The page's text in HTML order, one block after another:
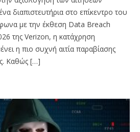
διαπιστευτήρια στο επίκεντρο του
με την έκθεση Data Breach
της Verizon, η κατάχρηση
η πιο συχνή αιτία παραβίασης
Καθώς […]